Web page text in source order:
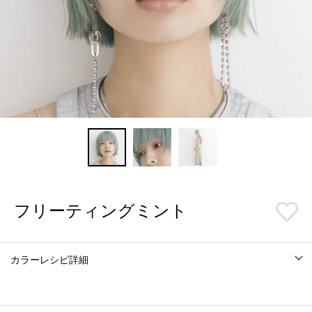
フリーティングミント
カラーレシピ詳細